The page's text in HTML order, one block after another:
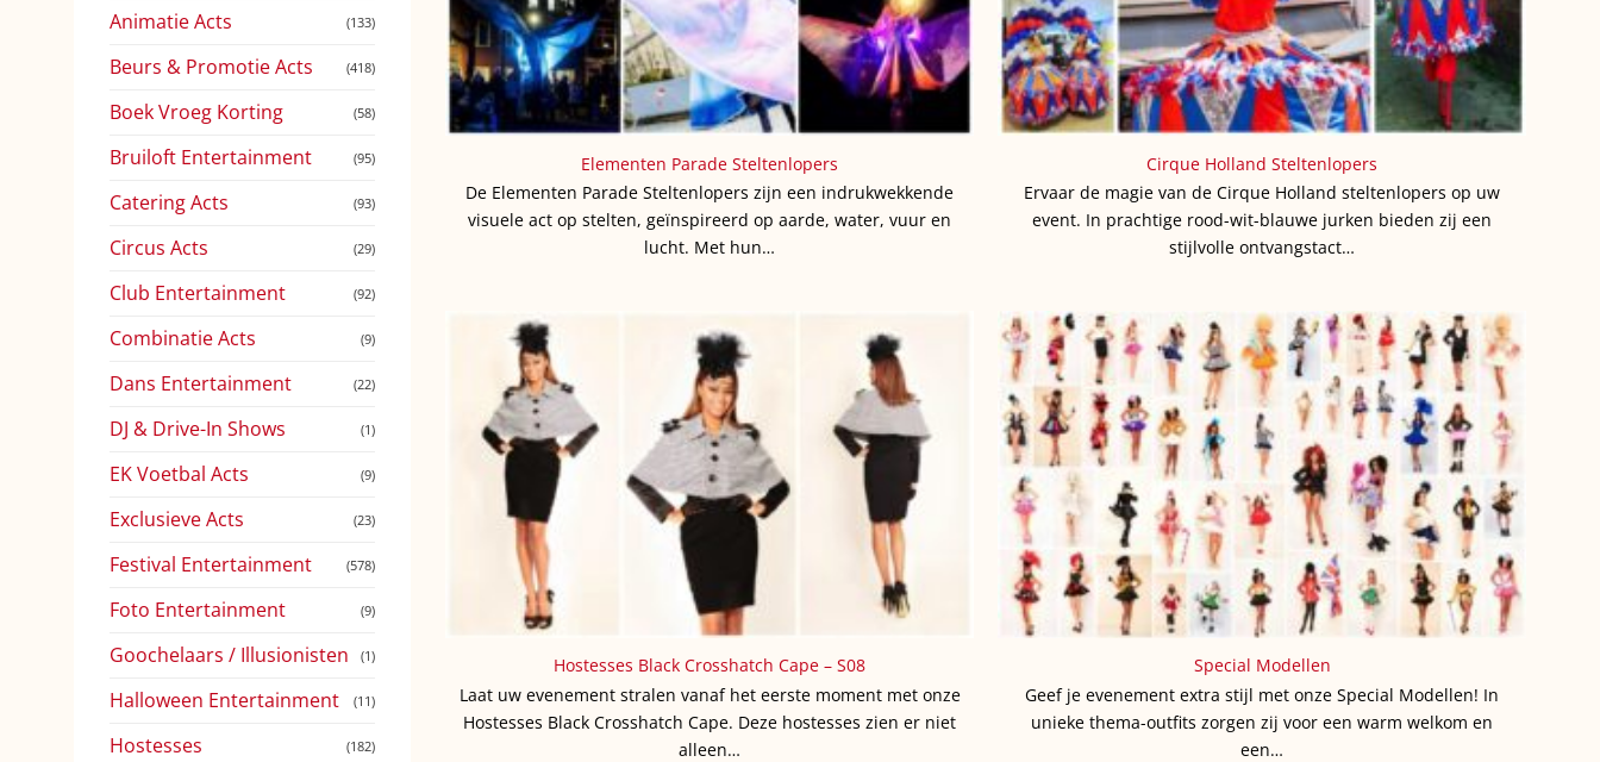
Animatie Acts (133)
Beurs & Promotie Acts (418)
Boek Vroeg Korting (58)
Bruiloft Entertainment (95)
Catering Acts (93)
Circus Acts (29)
Club Entertainment (92)
Combinatie Acts (9)
Dans Entertainment (22)
DJ & Drive-In Shows (1)
EK Voetbal Acts (9)
Exclusieve Acts (23)
Festival Entertainment (578)
Foto Entertainment (9)
Goochelaars / Illusionisten (1)
Halloween Entertainment (11)
Hostesses (182)
Elementen Parade Steltenlopers
De Elementen Parade Steltenlopers zijn een indrukwekkende
visuele act op stelten, geïnspireerd op aarde, water, vuur en
lucht. Met hun…
Cirque Holland Steltenlopers
Ervaar de magie van de Cirque Holland steltenlopers op uw
event. In prachtige rood-wit-blauwe jurken bieden zij een
stijlvolle ontvangstact…
Hostesses Black Crosshatch Cape – S08
Laat uw evenement stralen vanaf het eerste moment met onze
Hostesses Black Crosshatch Cape. Deze hostesses zien er niet
alleen…
Special Modellen
Geef je evenement extra stijl met onze Special Modellen! In
unieke thema-outfits zorgen zij voor een warm welkom en
een…